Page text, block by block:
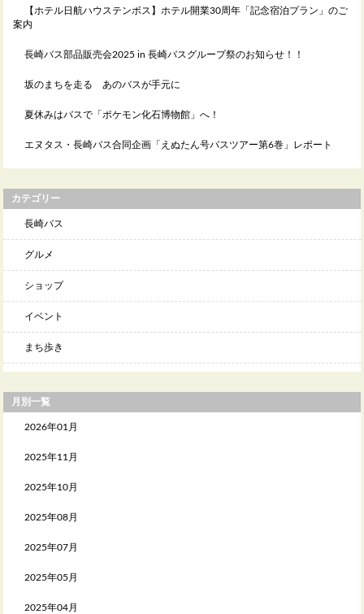
【ホテル日航ハウステンボス】ホテル開業30周年「記念宿泊プラン」のご
案内
長崎バス部品販売会2025 in 長崎バスグループ祭のお知らせ！！
坂のまちを走る あのバスが手元に
夏休みはバスで「ポケモン化石博物館」へ！
エヌタス・長崎バス合同企画「えぬたん号バスツアー第6巻」レポート
カテゴリー
長崎バス
グルメ
ショップ
イベント
まち歩き
月別一覧
2026年01月
2025年11月
2025年10月
2025年08月
2025年07月
2025年05月
2025年04月